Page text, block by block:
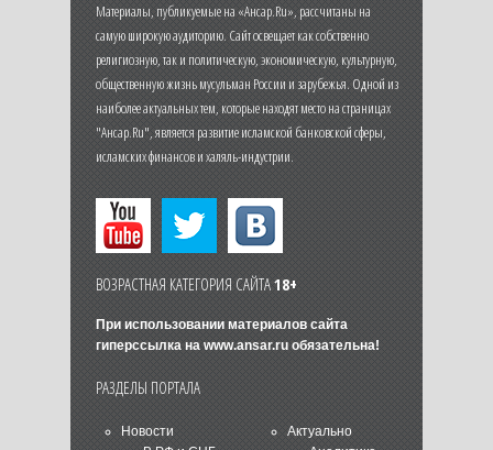
Материалы, публикуемые на «Ансар.Ru», рассчитаны на
самую широкую аудиторию. Сайт освещает как собственно
религиозную, так и политическую, экономическую, культурную,
общественную жизнь мусульман России и зарубежья. Одной из
наиболее актуальных тем, которые находят место на страницах
"Ансар.Ru", является развитие исламской банковской сферы,
исламских финансов и халяль-индустрии.
ВОЗРАСТНАЯ КАТЕГОРИЯ САЙТА18+
При использовании материалов сайта
гиперссылка на www.ansar.ruобязательна!
РАЗДЕЛЫ ПОРТАЛА
Новости
Актуально